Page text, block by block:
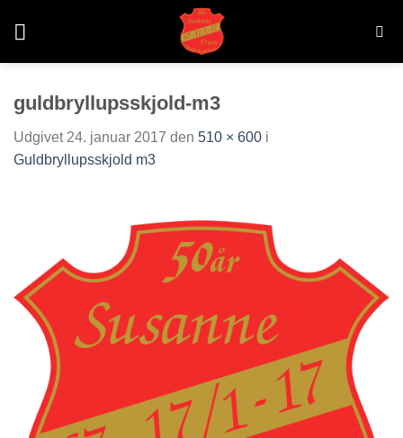
guldbryllupsskjold-m3
Udgivet 24. januar 2017 den 510 × 600 i
Guldbryllupsskjold m3